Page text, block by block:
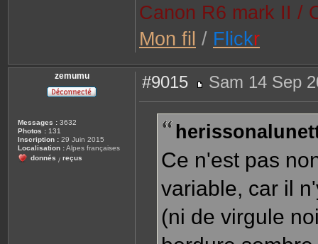
Canon R6 mark II /
Mon fil / Flickr
zemumu
Messages : 3632
Photos : 131
Inscription : 29 Juin 2015
Localisation :Alpes françaises
donnés / reçus
#9015
e
a
Sam 14 Sep
Ce n'est pas
variable, car il
(ni de virgule